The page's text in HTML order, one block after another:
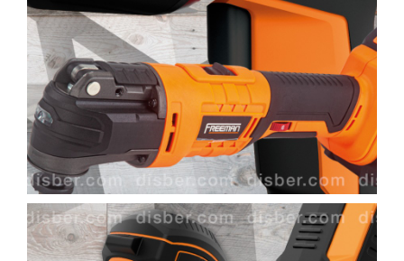
Turbinas de pintar
Pistolas de pintar
Varios
Ofertas y oportunidades
Ofertas y oportunidades